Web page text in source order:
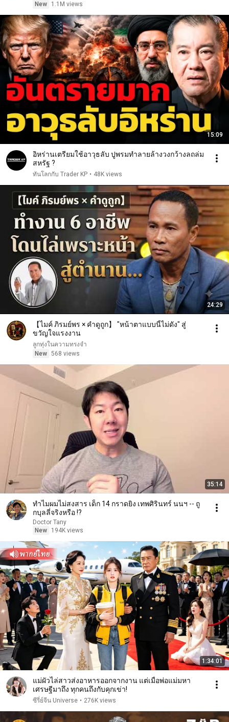
New
1.1M views
15:09
อิหร่านเตรียมใช้อาวุธลับ ปูพรมทำลายล้างวงกว้างลถล่ม
สหรัฐ ?
ทันโลกกับ Trader KP • 48K views
24:29
【ไมค์ ภิรมย์พร × คำดูถูก】 "หน้าตาแบบนี้ไม่ดัง" สู่
ขวัญใจแรงงาน
ลูกทุ่งในความทรงจำ
New 568 views
35:14
ทำไมผมไม่สงสาร เด็ก 14 กราดยิง เทพศิรินทร์ นนฯ -- ถู
กบุลลี่จริงหรือ !?
Doctor Tany
New
194K views
1:34:01
แม่ผัวไล่สาวส่งอาหารออกจากงาน แต่เมื่อพ่อแม่มหา
เศรษฐีมาถึง ทุกคนถึงกับคุกเข่า!
ซีรี่ย์จีน Universe • 276K views